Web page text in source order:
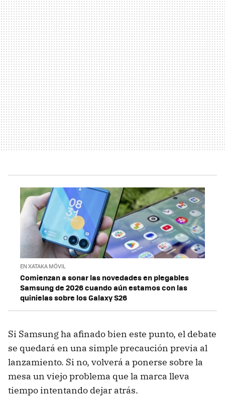
EN XATAKA MÓVIL
Comienzan a sonar las novedades en plegables
Samsung de 2026 cuando aún estamos con las
quinielas sobre los Galaxy S26
Si Samsung ha afinado bien este punto, el debate
se quedará en una simple precaución previa al
lanzamiento. Si no, volverá a ponerse sobre la
mesa un viejo problema que la marca lleva
tiempo intentando dejar atrás.